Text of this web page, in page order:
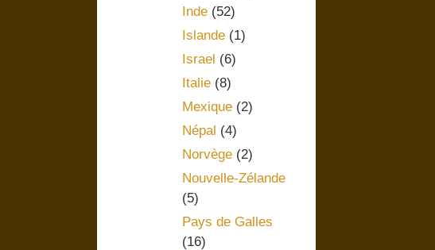
Inde(52)
Islande(1)
Israel (6)
Italie(8)
Mexique(2)
Népal (4)
Norvège(2)
Nouvelle-Zélande
(5)
Pays de Galles
(16)